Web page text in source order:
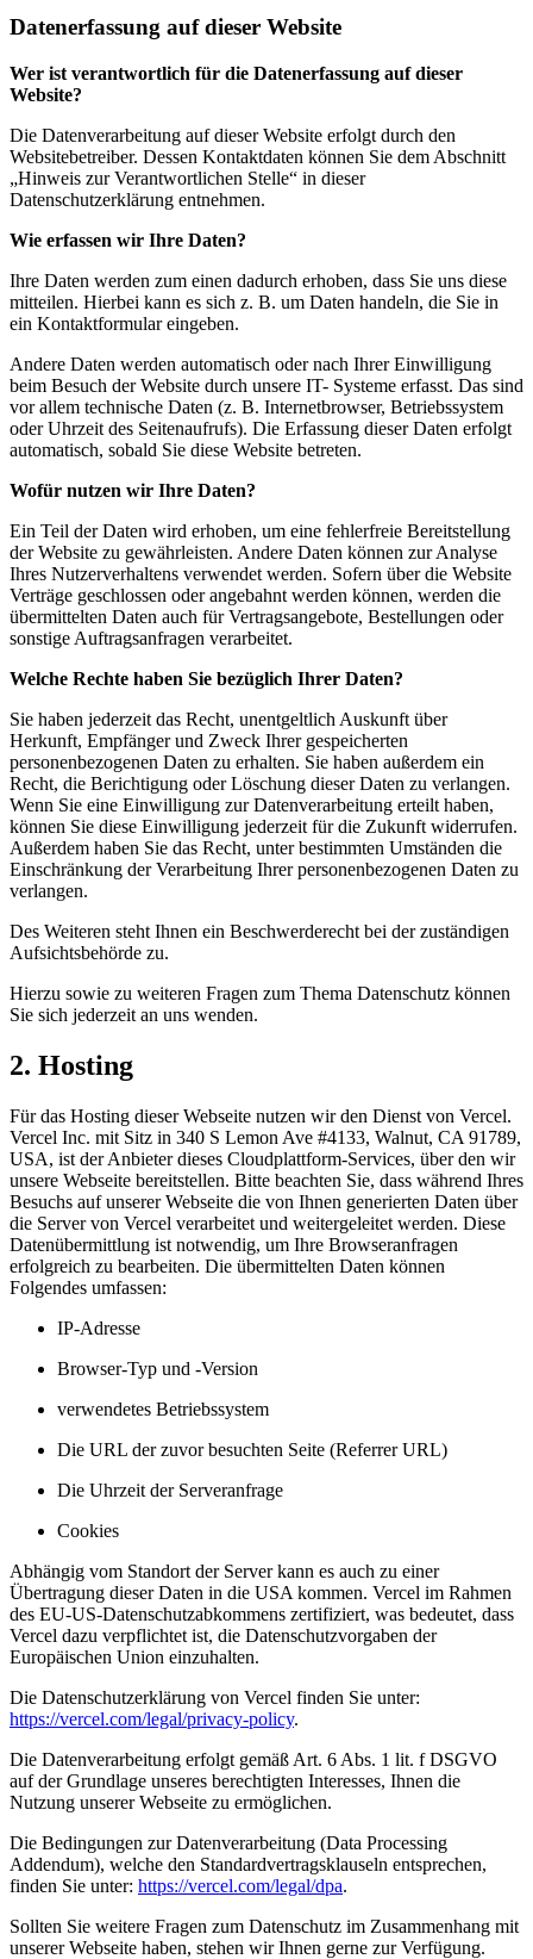
Datenerfassung auf dieser Website
Wer ist verantwortlich für die Datenerfassung auf dieser
Website?
Die Datenverarbeitung auf dieser Website erfolgt durch den
Websitebetreiber. Dessen Kontaktdaten können Sie dem Abschnitt
„Hinweis zur Verantwortlichen Stelle“ in dieser
Datenschutzerklärung entnehmen.
Wie erfassen wir Ihre Daten?
Ihre Daten werden zum einen dadurch erhoben, dass Sie uns diese
mitteilen. Hierbei kann es sich z. B. um Daten handeln, die Sie in
ein Kontaktformular eingeben.
Andere Daten werden automatisch oder nach Ihrer Einwilligung
beim Besuch der Website durch unsere IT- Systeme erfasst. Das sind
vor allem technische Daten (z. B. Internetbrowser, Betriebssystem
oder Uhrzeit des Seitenaufrufs). Die Erfassung dieser Daten erfolgt
automatisch, sobald Sie diese Website betreten.
Wofür nutzen wir Ihre Daten?
Ein Teil der Daten wird erhoben, um eine fehlerfreie Bereitstellung
der Website zu gewährleisten. Andere Daten können zur Analyse
Ihres Nutzerverhaltens verwendet werden. Sofern über die Website
Verträge geschlossen oder angebahnt werden können, werden die
übermittelten Daten auch für Vertragsangebote, Bestellungen oder
sonstige Auftragsanfragen verarbeitet.
Welche Rechte haben Sie bezüglich Ihrer Daten?
Sie haben jederzeit das Recht, unentgeltlich Auskunft über
Herkunft, Empfänger und Zweck Ihrer gespeicherten
personenbezogenen Daten zu erhalten. Sie haben außerdem ein
Recht, die Berichtigung oder Löschung dieser Daten zu verlangen.
Wenn Sie eine Einwilligung zur Datenverarbeitung erteilt haben,
können Sie diese Einwilligung jederzeit für die Zukunft widerrufen.
Außerdem haben Sie das Recht, unter bestimmten Umständen die
Einschränkung der Verarbeitung Ihrer personenbezogenen Daten zu
verlangen.
Des Weiteren steht Ihnen ein Beschwerderecht bei der zuständigen
Aufsichtsbehörde zu.
Hierzu sowie zu weiteren Fragen zum Thema Datenschutz können
Sie sich jederzeit an uns wenden.
2. Hosting
Für das Hosting dieser Webseite nutzen wir den Dienst von Vercel.
Vercel Inc. mit Sitz in 340 S Lemon Ave #4133, Walnut, CA 91789,
USA, ist der Anbieter dieses Cloudplattform-Services, über den wir
unsere Webseite bereitstellen. Bitte beachten Sie, dass während Ihres
Besuchs auf unserer Webseite die von Ihnen generierten Daten über
die Server von Vercel verarbeitet und weitergeleitet werden. Diese
Datenübermittlung ist notwendig, um Ihre Browseranfragen
erfolgreich zu bearbeiten. Die übermittelten Daten können
Folgendes umfassen:
IP-Adresse
Browser-Typ und -Version
verwendetes Betriebssystem
Die URL der zuvor besuchten Seite (Referrer URL)
Die Uhrzeit der Serveranfrage
Cookies
Abhängig vom Standort der Server kann es auch zu einer
Übertragung dieser Daten in die USA kommen. Vercel im Rahmen
des EU-US-Datenschutz­abkommens zertifiziert, was bedeutet, dass
Vercel dazu verpflichtet ist, die Datenschutz­vorgaben der
Europäischen Union einzuhalten.
Die Datenschutzerklärung von Vercel finden Sie unter:
https://vercel.com/legal/privacy-policy.
Die Datenverarbeitung erfolgt gemäß Art. 6 Abs. 1 lit. f DSGVO
auf der Grundlage unseres berechtigten Interesses, Ihnen die
Nutzung unserer Webseite zu ermöglichen.
Die Bedingungen zur Datenverarbeitung (Data Processing
Addendum), welche den Standard­vertragsklauseln entsprechen,
finden Sie unter: https://vercel.com/legal/dpa.
Sollten Sie weitere Fragen zum Datenschutz im Zusammenhang mit
unserer Webseite haben, stehen wir Ihnen gerne zur Verfügung.